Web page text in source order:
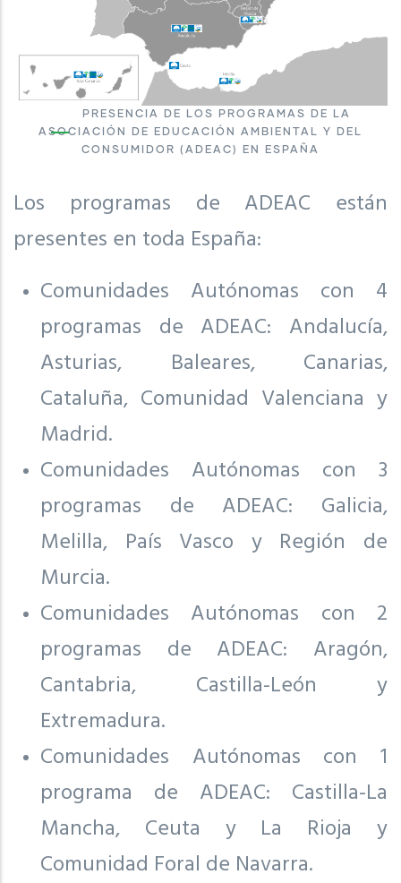
PRESENCIA DE LOS PROGRAMAS DE LA
ASOCIACIÓN DE EDUCACIÓN AMBIENTAL Y DEL
CONSUMIDOR (ADEAC) EN ESPAÑA
Los programas de ADEAC están
presentes en toda España:
Comunidades Autónomas con 4
programas de ADEAC: Andalucía,
Asturias, Baleares, Canarias,
Cataluña, Comunidad Valenciana y
Madrid.
Comunidades Autónomas con 3
programas de ADEAC: Galicia,
Melilla, País Vasco y Región de
Murcia.
Comunidades Autónomas con 2
programas de ADEAC: Aragón,
Cantabria, Castilla-León y
Extremadura.
Comunidades Autónomas con 1
programa de ADEAC: Castilla-La
Mancha, Ceuta y La Rioja y
Comunidad Foral de Navarra.